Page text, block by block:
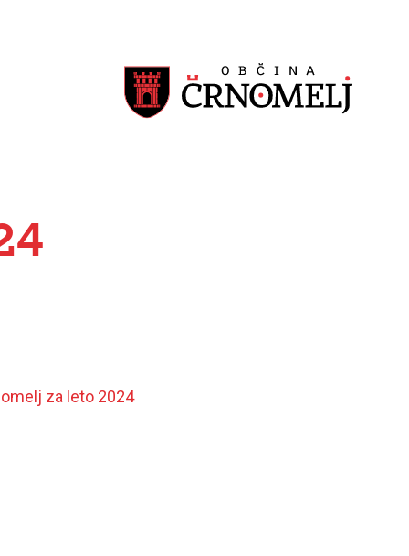
za leto 2024